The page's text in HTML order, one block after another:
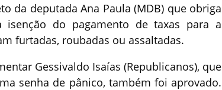
da deputada Ana Paula (MDB) que obriga
isenção do pagamento de taxas para a
furtadas, roubadas ou assaltadas.
Gessivaldo Isaías (Republicanos), que
senha de pânico, também foi aprovado.